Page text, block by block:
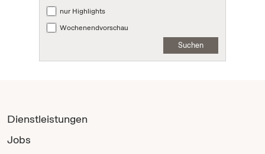
nur Highlights
Wochenendvorschau
Suchen
Dienstleistungen
Jobs